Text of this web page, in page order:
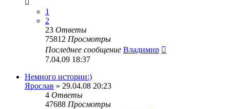
1
2
23 Ответы
75812 Просмотры
Последнее сообщение Владимир
7.04.09 18:37
Немного истории:)
Ярослав » 29.04.08 20:23
4 Ответы
47688 Просмотры